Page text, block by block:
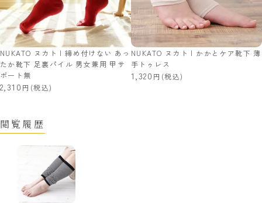
NUKATO ヌカト | 締め付けない あっ
たか靴下 足裏パイル 男女兼用 甲サ
ポート無
2,310 (税込)
NUKATO ヌカト | かかとケア靴下 薄
手トゥレス
1,320 (税込)
閲覧履歴